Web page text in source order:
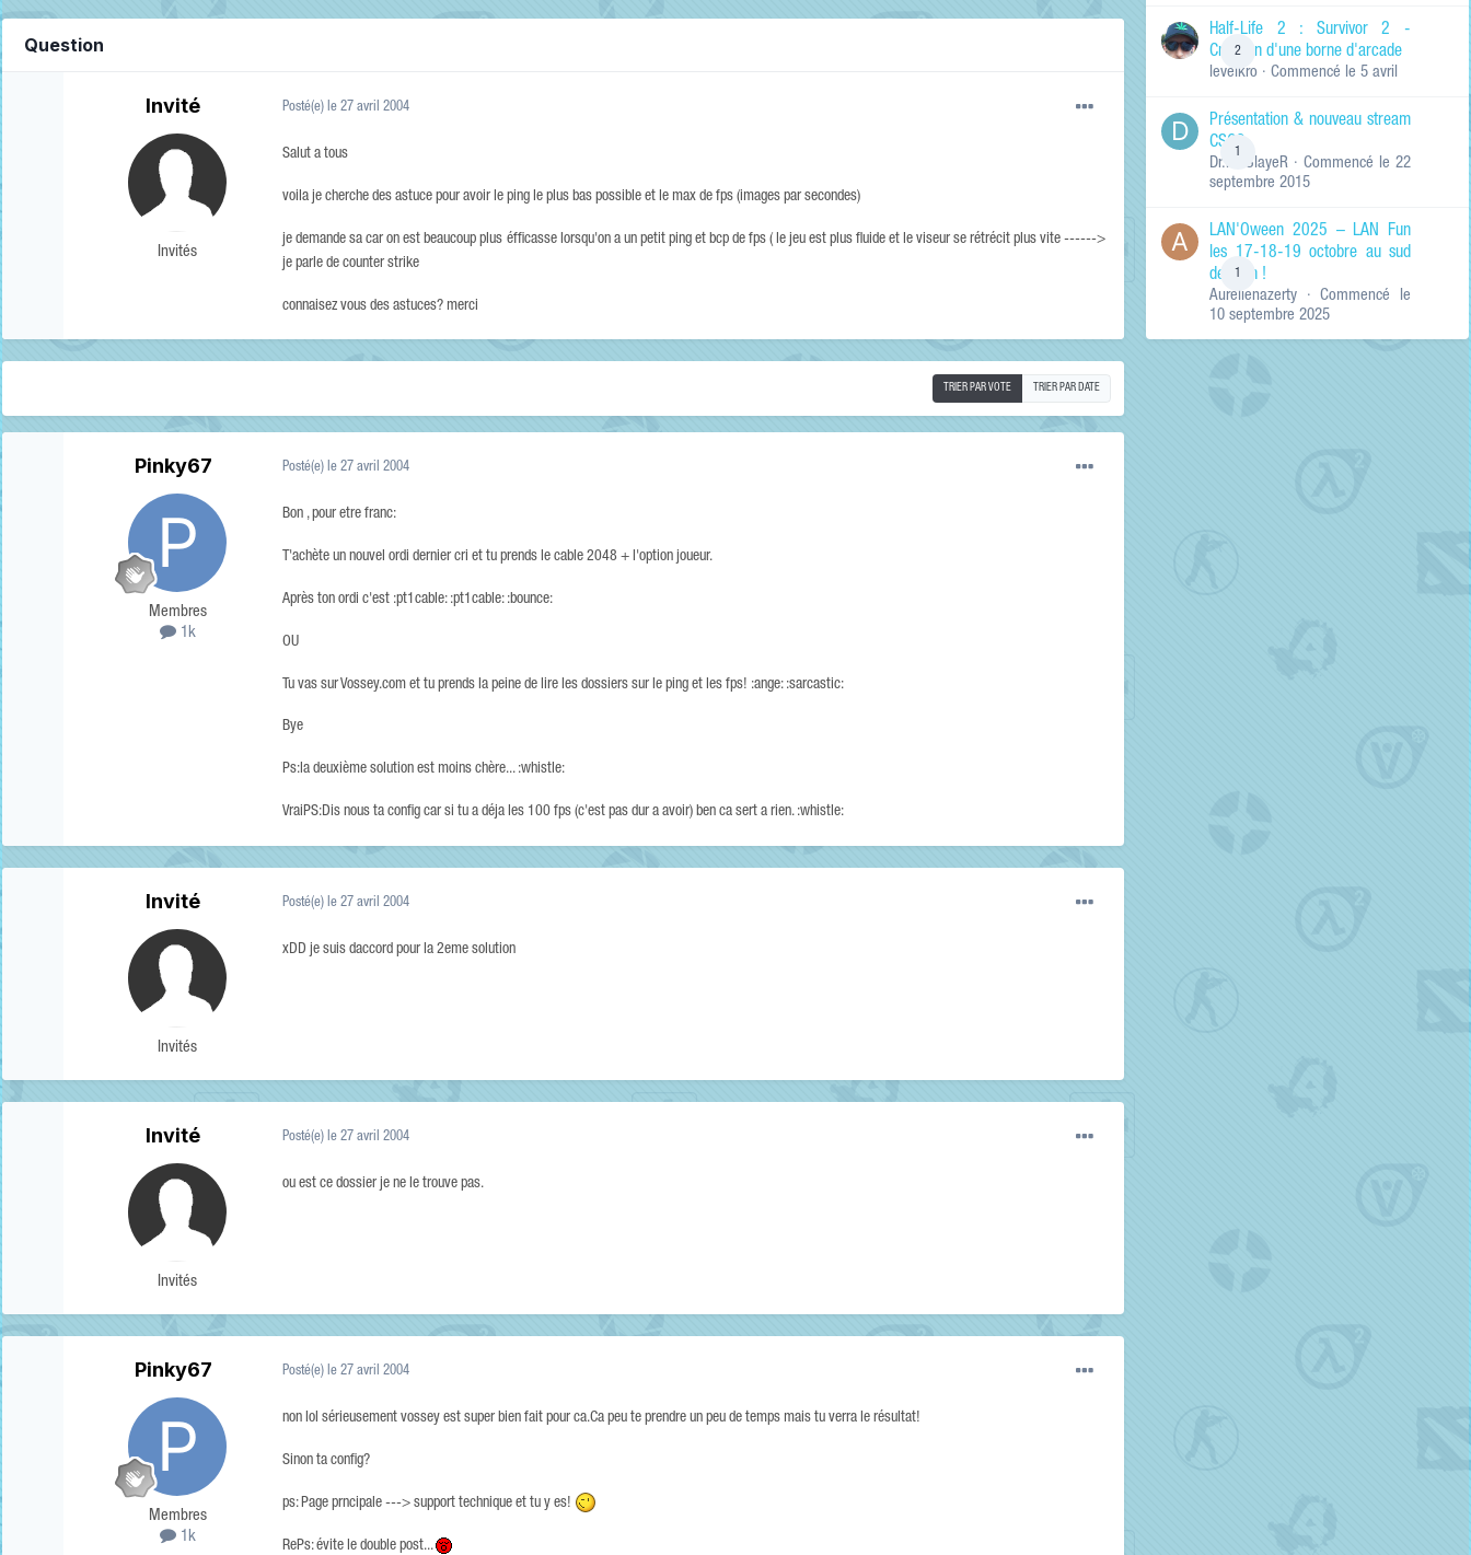
RECHERCHER LES
Titres et corps
Titres des
uniquement
Question
Invité
Invités
Posté(e)le 27 avril 2004
Salut a tous
voila je cherche des astuce pour avoir le ping le plus bas possible et le max de fps (images par secondes)
je demande sa car on est beaucoup plus éfficasse lorsqu'on a un petit ping et bcp de fps ( le jeu est plus fluide et le viseur se rétrécit plus vite ------>
je parle de counter strike
connaisez vous des astuces? merci
TRIER PAR VOTE TRIER PAR DATE
Pinky67
Membres
1k
Posté(e)le 27 avril 2004
Bon , pour etre franc:
T'achète un nouvel ordi dernier cri et tu prends le cable 2048 + l'option joueur.
Après ton ordi c'est :pt1cable: :pt1cable: :bounce:
OU
Tu vas sur Vossey.com et tu prends la peine de lire les dossiers sur le ping et les fps! :ange: :sarcastic:
Bye
Ps:la deuxième solution est moins chère... :whistle:
VraiPS:Dis nous ta config car si tu a déja les 100 fps (c'est pas dur a avoir) ben ca sert a rien. :whistle:
Invité
Invités
Posté(e)le 27 avril 2004
xDD je suis daccord pour la 2eme solution
Invité
Invités
Posté(e)le 27 avril 2004
ou est ce dossier je ne le trouve pas.
Pinky67
Membres
1k
Posté(e)le 27 avril 2004
non lol sérieusement vossey est super bien fait pour ca.Ca peu te prendre un peu de temps mais tu verra le résultat!
Sinon ta config?
ps: Page prncipale ---> support technique et tu y es!
RePs: évite le double post...
2
Half-Life 2 : Survivor 2 -
Création d'une borne d'arcade
levelkro · Commencé le 5 avril
1
Présentation & nouveau stream
CSGO
Dr.KinSlayeR · Commencé le 22
septembre 2015
1
LAN'Oween 2025 – LAN Fun
les 17-18-19 octobre au sud
de Lyon !
Aurelienazerty · Commencé le
10 septembre 2025